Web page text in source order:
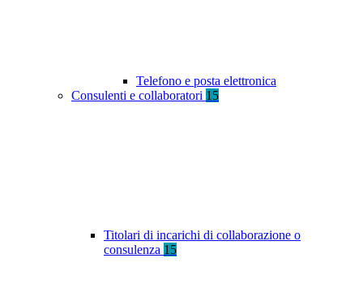
Telefono e posta elettronica
Consulenti e collaboratori 15
Titolari di incarichi di collaborazione o
consulenza 15